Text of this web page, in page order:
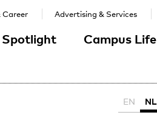
Spotlight Campus Life
Career Advertising & Services
EN NL